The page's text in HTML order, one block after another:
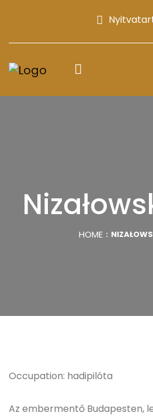
HOME
Occupation: hadipilóta
Az embermentő Budapesten,